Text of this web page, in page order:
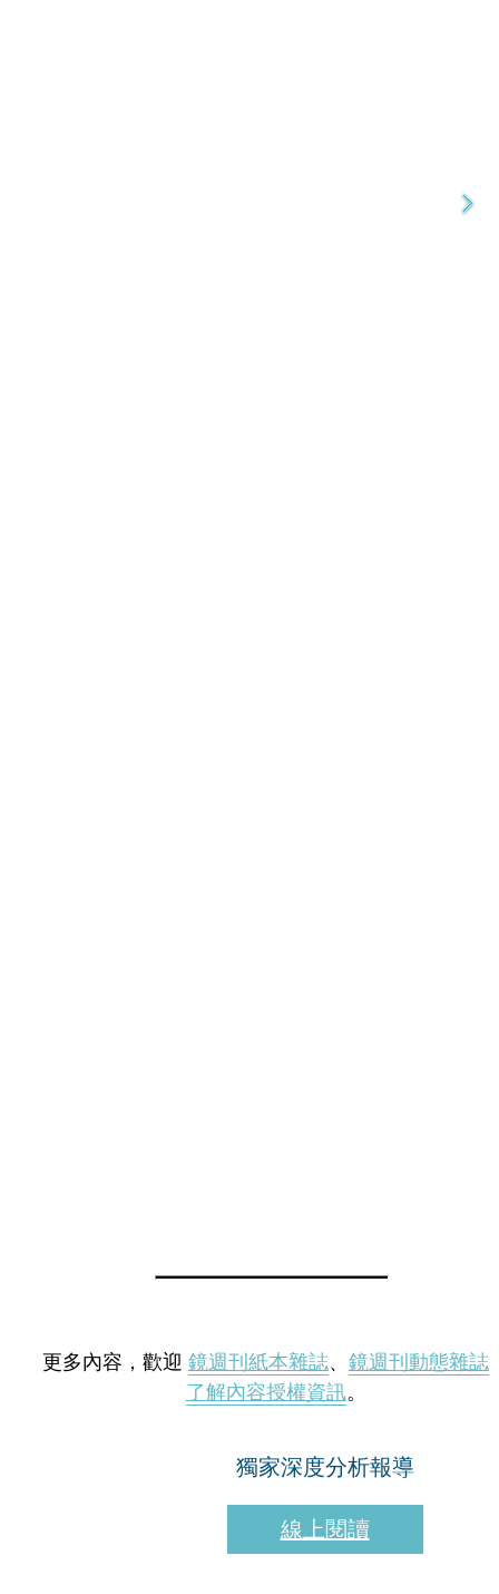
更多內容，歡迎 鏡週刊紙本雜誌、 鏡週刊動態雜誌
了解內容授權資訊。
獨家深度分析報導
線上閱讀